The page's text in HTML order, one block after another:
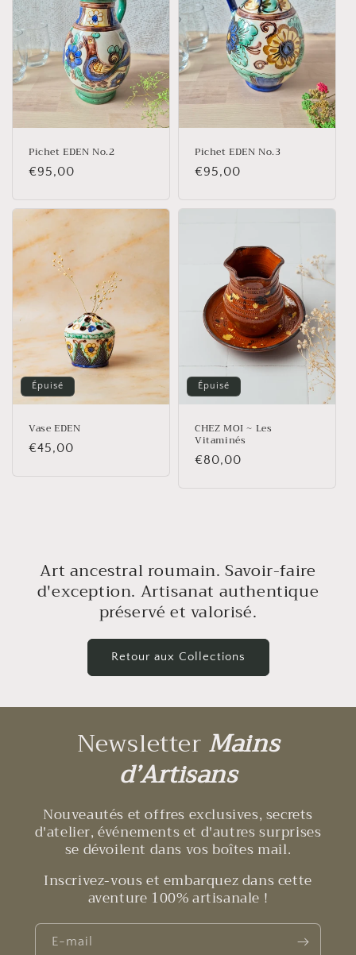
Pichet EDEN No.2
Prix
€95,00
Pichet EDEN No.3
Prix
€95,00
Épuisé
Vase EDEN
Prix
€45,00
Épuisé
CHEZ MOI ~ Les
Vitaminés
Prix
€80,00
Art ancestral roumain. Savoir-faire
d'exception. Artisanat authentique
préservé et valorisé.
Retour aux Collections
NewsletterMains
d’Artisans
Nouveautés et offres exclusives, secrets
d'atelier, événements et d'autres surprises
se dévoilent dans vos boîtes mail.
Inscrivez-vous et embarquez dans cette
aventure 100% artisanale !
E-mail